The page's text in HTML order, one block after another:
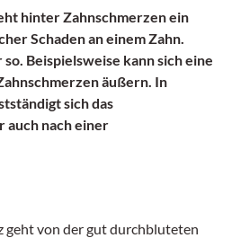
hinter Zahnschmerzen ein
Schaden an einem Zahn.
Beispielsweise kann sich eine
äußern. In
sich das
auch nach einer
geht von der gut durchbluteten